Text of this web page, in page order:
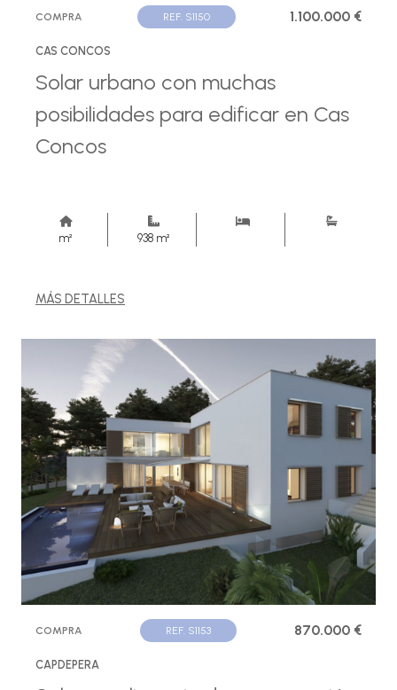
COMPRA REF. S1150 1.100.000 €
CAS CONCOS
Solar urbano con muchas
posibilidades para edificar en Cas
Concos
m² 938 m²
MÁS DETALLES
COMPRA REF. S1153 870.000 €
CAPDEPERA